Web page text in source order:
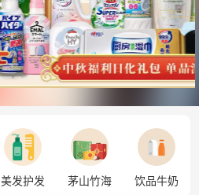
美发护发 茅山竹海 饮品牛奶